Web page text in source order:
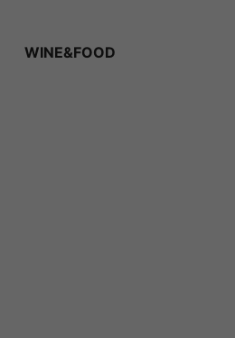
WINE&FOOD